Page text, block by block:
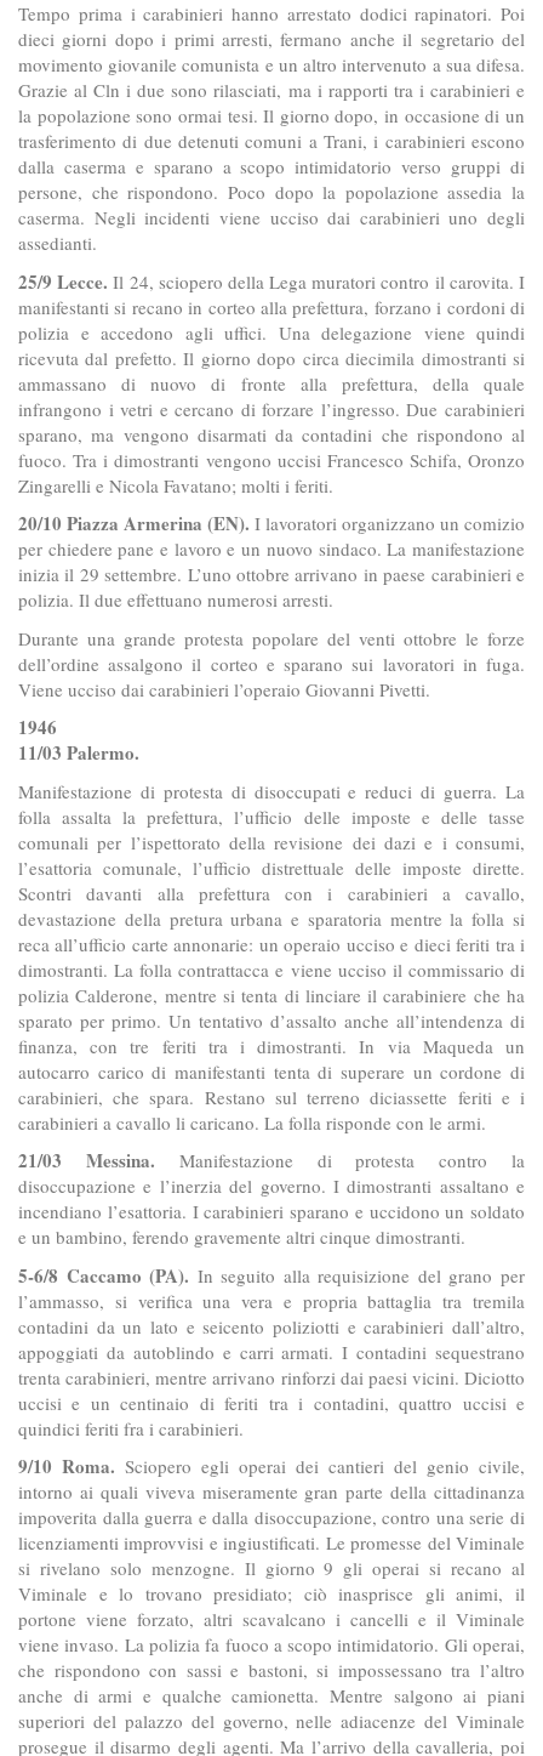
Tempo prima i carabinieri hanno arrestato dodici rapinatori. Poi
dieci giorni dopo i primi arresti, fermano anche il segretario del
movimento giovanile comunista e un altro intervenuto a sua difesa.
Grazie al Cln i due sono rilasciati, ma i rapporti tra i carabinieri e
la popolazione sono ormai tesi. Il giorno dopo, in occasione di un
trasferimento di due detenuti comuni a Trani, i carabinieri escono
dalla caserma e sparano a scopo intimidatorio verso gruppi di
persone, che rispondono. Poco dopo la popolazione assedia la
caserma. Negli incidenti viene ucciso dai carabinieri uno degli
assedianti.
25/9 Lecce. Il 24, sciopero della Lega muratori contro il carovita. I
manifestanti si recano in corteo alla prefettura, forzano i cordoni di
polizia e accedono agli uffici. Una delegazione viene quindi
ricevuta dal prefetto. Il giorno dopo circa diecimila dimostranti si
ammassano di nuovo di fronte alla prefettura, della quale
infrangono i vetri e cercano di forzare l’ingresso. Due carabinieri
sparano, ma vengono disarmati da contadini che rispondono al
fuoco. Tra i dimostranti vengono uccisi Francesco Schifa, Oronzo
Zingarelli e Nicola Favatano; molti i feriti.
20/10 Piazza Armerina (EN). I lavoratori organizzano un comizio
per chiedere pane e lavoro e un nuovo sindaco. La manifestazione
inizia il 29 settembre. L’uno ottobre arrivano in paese carabinieri e
polizia. Il due effettuano numerosi arresti.
Durante una grande protesta popolare del venti ottobre le forze
dell’ordine assalgono il corteo e sparano sui lavoratori in fuga.
Viene ucciso dai carabinieri l’operaio Giovanni Pivetti.
1946
11/03 Palermo.
Manifestazione di protesta di disoccupati e reduci di guerra. La
folla assalta la prefettura, l’ufficio delle imposte e delle tasse
comunali per l’ispettorato della revisione dei dazi e i consumi,
l’esattoria comunale, l’ufficio distrettuale delle imposte dirette.
Scontri davanti alla prefettura con i carabinieri a cavallo,
devastazione della pretura urbana e sparatoria mentre la folla si
reca all’ufficio carte annonarie: un operaio ucciso e dieci feriti tra i
dimostranti. La folla contrattacca e viene ucciso il commissario di
polizia Calderone, mentre si tenta di linciare il carabiniere che ha
sparato per primo. Un tentativo d’assalto anche all’intendenza di
finanza, con tre feriti tra i dimostranti. In via Maqueda un
autocarro carico di manifestanti tenta di superare un cordone di
carabinieri, che spara. Restano sul terreno diciassette feriti e i
carabinieri a cavallo li caricano. La folla risponde con le armi.
21/03 Messina. Manifestazione di protesta contro la
disoccupazione e l’inerzia del governo. I dimostranti assaltano e
incendiano l’esattoria. I carabinieri sparano e uccidono un soldato
e un bambino, ferendo gravemente altri cinque dimostranti.
5-6/8 Caccamo (PA). In seguito alla requisizione del grano per
l’ammasso, si verifica una vera e propria battaglia tra tremila
contadini da un lato e seicento poliziotti e carabinieri dall’altro,
appoggiati da autoblindo e carri armati. I contadini sequestrano
trenta carabinieri, mentre arrivano rinforzi dai paesi vicini. Diciotto
uccisi e un centinaio di feriti tra i contadini, quattro uccisi e
quindici feriti fra i carabinieri.
9/10 Roma. Sciopero egli operai dei cantieri del genio civile,
intorno ai quali viveva miseramente gran parte della cittadinanza
impoverita dalla guerra e dalla disoccupazione, contro una serie di
licenziamenti improvvisi e ingiustificati. Le promesse del Viminale
si rivelano solo menzogne. Il giorno 9 gli operai si recano al
Viminale e lo trovano presidiato; ciò inasprisce gli animi, il
portone viene forzato, altri scavalcano i cancelli e il Viminale
viene invaso. La polizia fa fuoco a scopo intimidatorio. Gli operai,
che rispondono con sassi e bastoni, si impossessano tra l’altro
anche di armi e qualche camionetta. Mentre salgono ai piani
superiori del palazzo del governo, nelle adiacenze del Viminale
prosegue il disarmo degli agenti. Ma l’arrivo della cavalleria, poi